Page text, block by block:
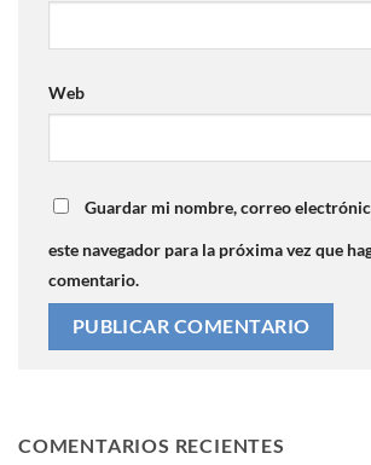
Web
Guardar mi nombre, correo
este navegador para la próxima vez que
comentario.
COMENTARIOS RECIENTES